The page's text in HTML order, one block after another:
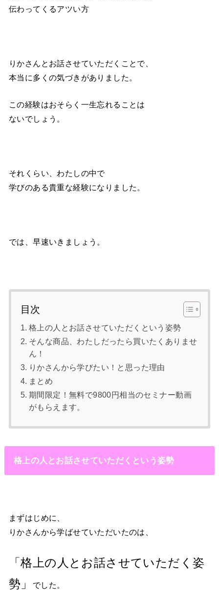
伝わってくるアツい方
りかさんとお話させていただくことで、
本当に多くの気づきがありました。
この経験はおそらく一生忘れることは
ないでしょう。
それくらい、わたしの中で
学びのある貴重な経験になりました。
では、早速いきましょう。
目次
格上の人とお話させていただくという姿勢
そんな商品、わたしだったら買いたくありませ
ん！
りかさんから学びたい！と思った理由
まとめ
期間限定！無料で9800円相当のセミナー動画
がもらえます。
格上の人とお話させていただくという姿勢
まずはじめに、
りかさんから学ばせていただいたのは、
「格上の人とお話させていただく姿
勢」
でした。